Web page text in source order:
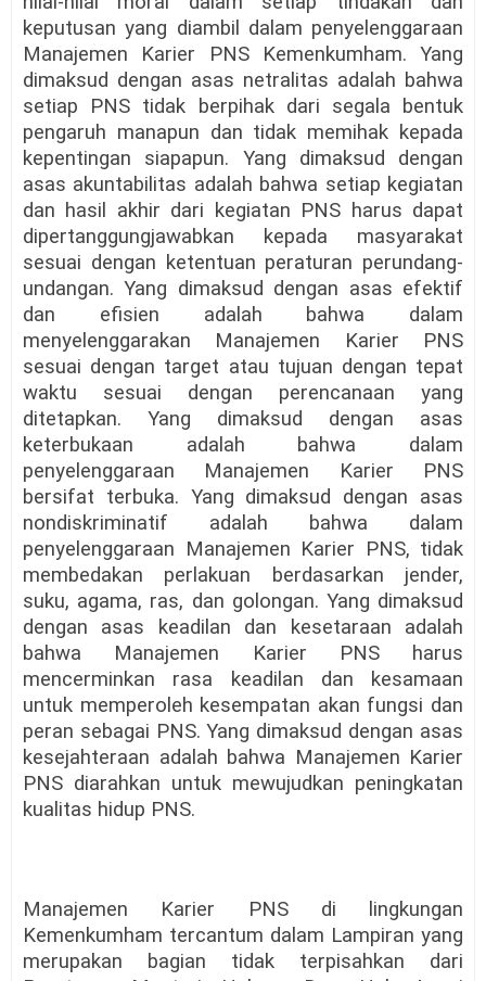
keputusan yang diambil dalam penyelenggaraan
Manajemen Karier PNS Kemenkumham. Yang
dimaksud dengan asas netralitas adalah bahwa
setiap PNS tidak berpihak dari segala bentuk
pengaruh manapun dan tidak memihak kepada
kepentingan siapapun. Yang dimaksud dengan
asas akuntabilitas adalah bahwa setiap kegiatan
dan hasil akhir dari kegiatan PNS harus dapat
dipertanggungjawabkan kepada masyarakat
sesuai dengan ketentuan peraturan perundang-
undangan. Yang dimaksud dengan asas efektif
dan efisien adalah bahwa dalam
menyelenggarakan Manajemen Karier PNS
sesuai dengan target atau tujuan dengan tepat
waktu sesuai dengan perencanaan yang
ditetapkan. Yang dimaksud dengan asas
keterbukaan adalah bahwa dalam
penyelenggaraan Manajemen Karier PNS
bersifat terbuka. Yang dimaksud dengan asas
nondiskriminatif adalah bahwa dalam
penyelenggaraan Manajemen Karier PNS, tidak
membedakan perlakuan berdasarkan jender,
suku, agama, ras, dan golongan. Yang dimaksud
dengan asas keadilan dan kesetaraan adalah
bahwa Manajemen Karier PNS harus
mencerminkan rasa keadilan dan kesamaan
untuk memperoleh kesempatan akan fungsi dan
peran sebagai PNS. Yang dimaksud dengan asas
kesejahteraan adalah bahwa Manajemen Karier
PNS diarahkan untuk mewujudkan peningkatan
kualitas hidup PNS.
Manajemen Karier PNS di lingkungan
Kemenkumham tercantum dalam Lampiran yang
merupakan bagian tidak terpisahkan dari